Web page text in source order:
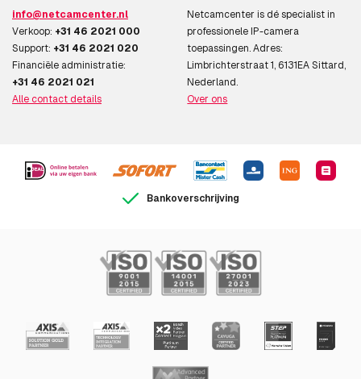
info@netcamcenter.nl
Verkoop: +31 46 2021 000
Support: +31 46 2021 020
Financiële administratie:
+31 46 2021 021
Alle contact details
Netcamcenter is dé specialist in
professionele IP-camera
toepassingen. Adres:
Limbrichterstraat 1, 6131EA Sittard,
Nederland.
Over ons
Bankoverschrijving